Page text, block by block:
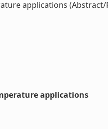
applications
applications